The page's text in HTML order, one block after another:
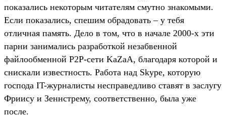
показались некоторым читателям смутно знакомыми.
Если показались, спешим обрадовать – у тебя
отличная память. Дело в том, что в начале 2000-х эти
парни занимались разработкой незабвенной
файлообменной P2P-сети KaZaA, благодаря которой и
снискали известность. Работа над Skype, которую
господа IT-журналисты несправедливо ставят в заслугу
Фриису и Зеннстрему, соответственно, была уже
после.